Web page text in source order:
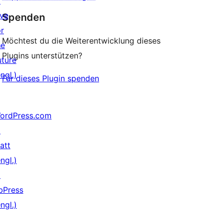
Spenden
Möchtest du die Weiterentwicklung dieses
Plugins unterstützen?
Für dieses Plugin spenden